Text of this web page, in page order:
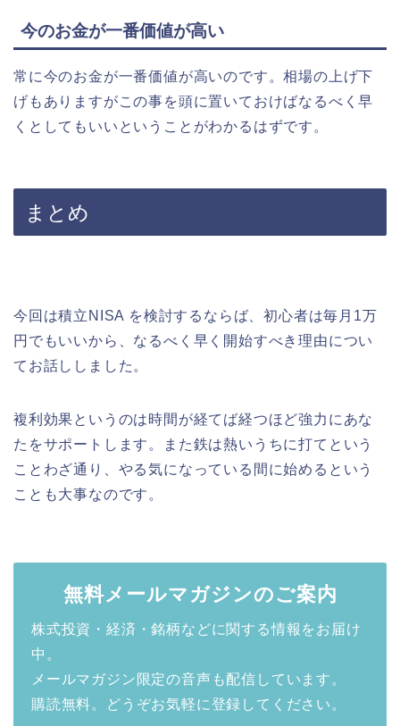
今のお金が一番価値が高い
常に今のお金が一番価値が高いのです。相場の上げ下
げもありますがこの事を頭に置いておけばなるべく早
くとしてもいいということがわかるはずです。
まとめ
今回は積立NISA を検討するならば、初心者は毎月1万
円でもいいから、なるべく早く開始すべき理由につい
てお話ししました。
複利効果というのは時間が経てば経つほど強力にあな
たをサポートします。また鉄は熱いうちに打てという
ことわざ通り、やる気になっている間に始めるという
ことも大事なのです。
無料メールマガジンのご案内
株式投資・経済・銘柄などに関する情報をお届け
中。
メールマガジン限定の音声も配信しています。
購読無料。どうぞお気軽に登録してください。